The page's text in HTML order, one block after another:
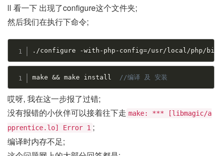
ll 看一下 出现了configure这个文件夹;
然后我们在执行下命令;
. /configure -with - php - config=/usr/ local/php/ bin
make && make install //编译 及 安装
哎呀, 我在这一步报了过错;
没有报错的小伙伴可以接着往下走 make: *** [libmagic/a
pprentice.lo] Error 1 ;
编译时内存不足;